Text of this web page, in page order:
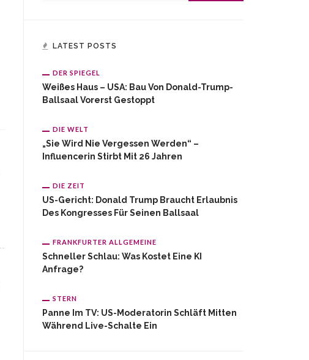
LATEST POSTS
DER SPIEGEL
Weißes Haus – USA: Bau Von Donald-Trump-
Ballsaal Vorerst Gestoppt
DIE WELT
„Sie Wird Nie Vergessen Werden“ –
Influencerin Stirbt Mit 26 Jahren
DIE ZEIT
US-Gericht: Donald Trump Braucht Erlaubnis
Des Kongresses Für Seinen Ballsaal
FRANKFURTER ALLGEMEINE
Schneller Schlau: Was Kostet Eine KI
Anfrage?
STERN
Panne Im TV: US-Moderatorin Schläft Mitten
Während Live-Schalte Ein